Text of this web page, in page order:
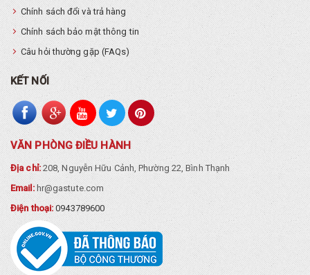
Chính sách đổi và trả hàng
Chính sách bảo mật thông tin
Câu hỏi thường gặp (FAQs)
KẾT NỐI
VĂN PHÒNG ĐIỀU HÀNH
Địa chỉ:208, Nguyễn Hữu Cảnh, Phường 22, Bình Thạnh
Email: hr@gastute.com
Điện thoại:0943789600